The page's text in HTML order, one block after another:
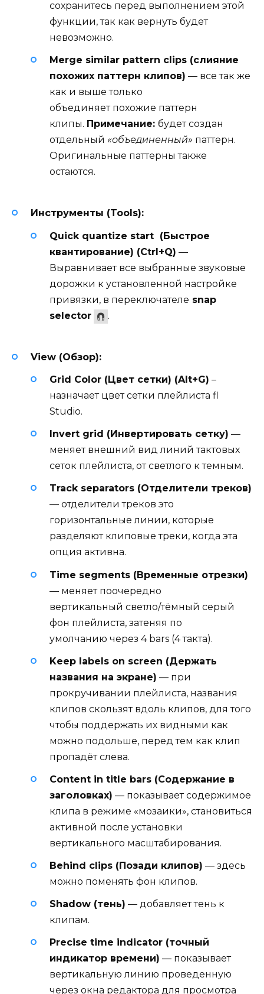
сохранитесь перед выполнением этой
функции, так как вернуть будет
невозможно.
Merge similar pattern clips (слияние
похожих паттерн клипов) — все так же
как и выше только
объединяет похожие паттерн
клипы. Примечание: будет создан
отдельный «объединенный» паттерн.
Оригинальные паттерны также
остаются.
Инструменты (Tools):
Quick quantize start (Быстрое
квантирование) (Ctrl+Q) —
Выравнивает все выбранные звуковые
дорожки к установленной настройке
привязки, в переключателе snap
selector
.
View (Обзор):
Grid Color (Цвет сетки) (Alt+G) –
назначает цвет сетки плейлиста fl
Studio.
Invert grid (Инвертировать сетку) —
меняет внешний вид линий тактовых
сеток плейлиста, от светлого к темным.
Track separators (Отделители треков)
— отделители треков это
горизонтальные линии, которые
разделяют клиповые треки, когда эта
опция активна.
Time segments (Временные отрезки)
— меняет поочередно
вертикальный светло/тёмный серый
фон плейлиста, затеняя по
умолчанию через 4 bars (4 такта).
Keep labels on screen (Держать
названия на экране) — при
прокручивании плейлиста, названия
клипов скользят вдоль клипов, для того
чтобы поддержать их видными как
можно подольше, перед тем как клип
пропадёт слева.
Content in title bars (Содержание в
заголовках) — показывает содержимое
клипа в режиме «мозаики», становиться
активной после установки
вертикального масштабирования.
Behind clips (Позади клипов) — здесь
можно поменять фон клипов.
Shadow (тень) — добавляет тень к
клипам.
Precise time indicator (точный
индикатор времени) — показывает
вертикальную линию проведенную
через окна редактора для просмотра